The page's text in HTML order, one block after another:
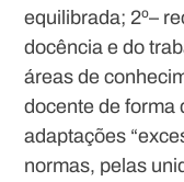
equilibrada; 2º–
docência e do
áreas de
docente de forma
adaptações
normas, pelas